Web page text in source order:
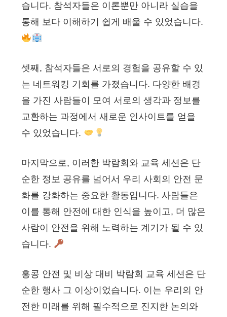
습니다. 참석자들은 이론뿐만 아니라 실습을
통해 보다 이해하기 쉽게 배울 수 있었습니다.
셋째, 참석자들은 서로의 경험을 공유할 수 있
는 네트워킹 기회를 가졌습니다. 다양한 배경
을 가진 사람들이 모여 서로의 생각과 정보를
교환하는 과정에서 새로운 인사이트를 얻을
수 있었습니다.
마지막으로, 이러한 박람회와 교육 세션은 단
순한 정보 공유를 넘어서 우리 사회의 안전 문
화를 강화하는 중요한 활동입니다. 사람들은
이를 통해 안전에 대한 인식을 높이고, 더 많은
사람이 안전을 위해 노력하는 계기가 될 수 있
습니다.
홍콩 안전 및 비상 대비 박람회 교육 세션은 단
순한 행사 그 이상이었습니다. 이는 우리의 안
전한 미래를 위해 필수적으로 진지한 논의와